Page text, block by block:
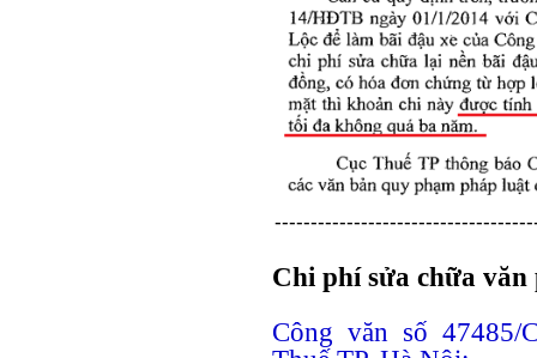
Chi phí sửa chữa
Công văn số 47485/